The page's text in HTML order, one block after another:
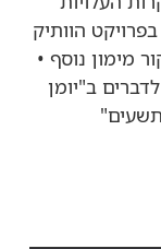
הוותיק
מימון נוסף •
ב"יומן
תשעים"